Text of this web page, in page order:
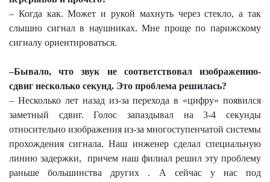
– Когда как. Может и рукой махнуть через стекло, а так
слышно сигнал в наушниках. Мне проще по парижскому
сигналу ориентироваться.
–Бывало, что звук не соответствовал изображению-
сдвиг несколько секунд. Это проблема решилась?
– Несколько лет назад из-за перехода в «цифру» появился
заметный сдвиг. Голос запаздывал на 3-4 секунды
относительно изображения из-за многоступенчатой системы
прохождения сигнала. Наш инженер сделал специальную
линию задержки,
причем наш филиал решил эту проблему
раньше большинства других . А сейчас у нас под